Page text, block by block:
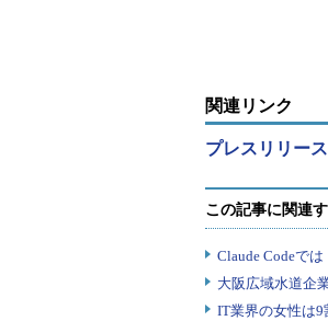
関連リンク
プレスリリース